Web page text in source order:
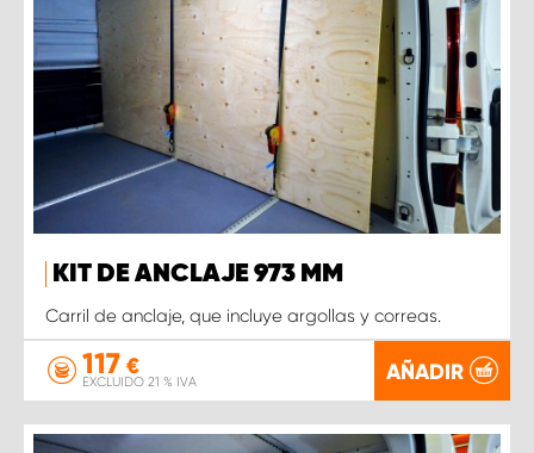
KIT DE ANCLAJE 973 MM
Carril de anclaje, que incluye argollas y correas.
117 €
EXCLUIDO 21 % IVA AÑADIR